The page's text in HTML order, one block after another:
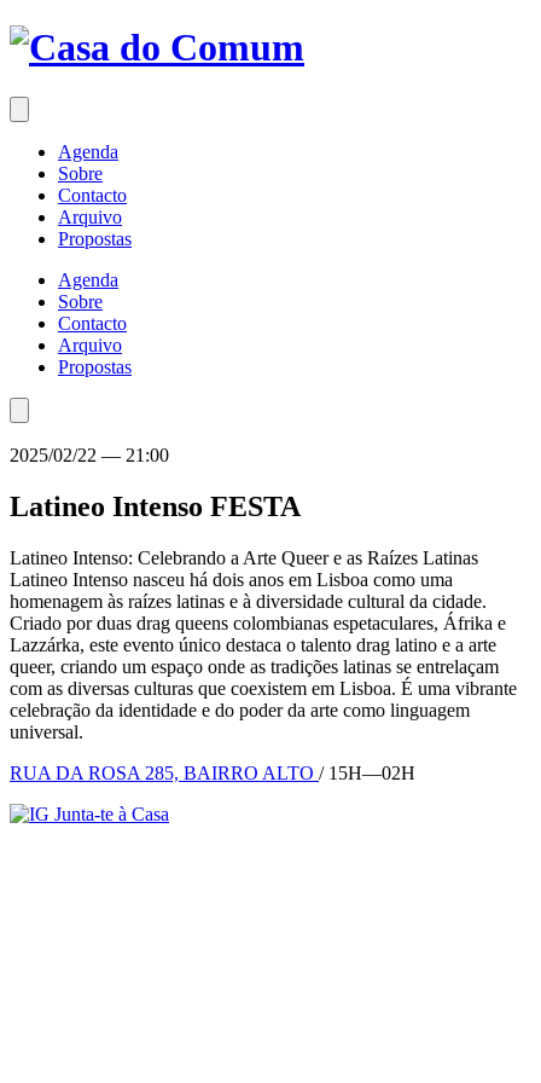
Saltar
para
conteúdo
Agenda
Sobre
Contacto
Arquivo
Propostas
Agenda
Sobre
Contacto
Arquivo
Propostas
2025/02/22 — 21:00
Latineo Intenso FESTA
Latineo Intenso: Celebrando a Arte Queer e as Raízes Latinas
Latineo Intenso nasceu há dois anos em Lisboa como uma
homenagem às raízes latinas e à diversidade cultural da cidade.
Criado por duas drag queens colombianas espetaculares, Áfrika e
Lazzárka, este evento único destaca o talento drag latino e a arte
queer, criando um espaço onde as tradições latinas se entrelaçam
com as diversas culturas que coexistem em Lisboa. É uma vibrante
celebração da identidade e do poder da arte como linguagem
universal.
RUA DA ROSA 285, BAIRRO ALTO / 15H—02H
Junta-te à Casa